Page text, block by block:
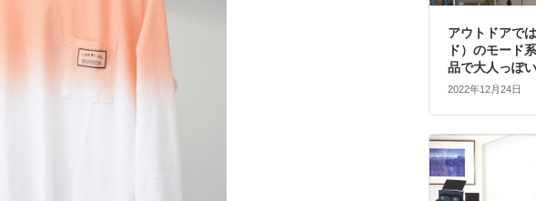
アウトドアで
ド）のモード
品で大人っぽい
2022年12月24日